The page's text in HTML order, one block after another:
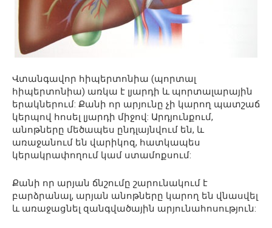
Վտանգավոր հիպերտոնիա (պորտալ
հիպերտոնիա) առկա է լյարդի և պորտալարային
երակներում: Քանի որ արյունը չի կարող պատշաճ
կերպով հոսել լյարդի միջով: Արդյունքում,
անոթները մեծապես ընդլայնվում են, և
առաջանում են վարիկոզ, հատկապես
կերակրափողում կամ ստամոքսում:
Քանի որ արյան ճնշումը շարունակում է
բարձրանալ, արյան անոթները կարող են վնասվել
և առաջացնել զանգվածային արյունահոսություն: